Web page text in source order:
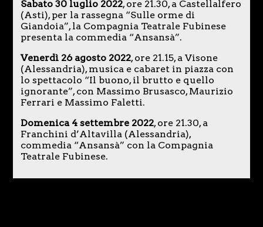
Sabato 30 luglio 2022, ore 21.30, a Castellalfero
(Asti), per la rassegna “Sulle orme di
Giandoia”, la Compagnia Teatrale Fubinese
presenta la commedia “Ansansà”.
Venerdì 26 agosto 2022, ore 21.15, a Visone
(Alessandria), musica e cabaret in piazza con
lo spettacolo “Il buono, il brutto e quello
ignorante”, con Massimo Brusasco, Maurizio
Ferrari e Massimo Faletti.
Domenica 4 settembre 2022, ore 21.30, a
Franchini d’Altavilla (Alessandria),
commedia “Ansansà” con la Compagnia
Teatrale Fubinese.